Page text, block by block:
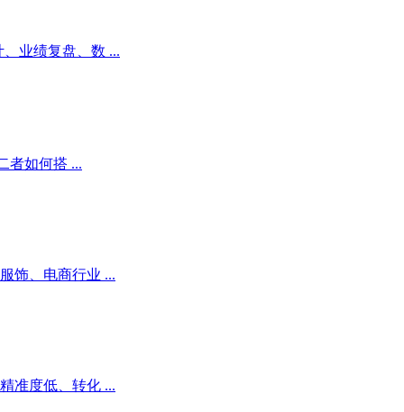
业绩复盘、数 ...
者如何搭 ...
饰、电商行业 ...
准度低、转化 ...